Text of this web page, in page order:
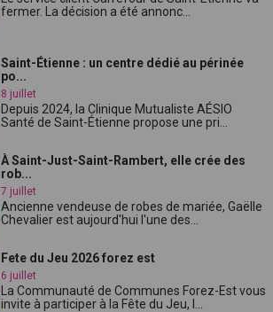
fermer. La décision a été annonc...
Saint-Étienne : un centre dédié au périnée
po...
8 juillet
Depuis 2024, la Clinique Mutualiste AÉSIO
Santé de Saint-Étienne propose une pri...
À Saint-Just-Saint-Rambert, elle crée des
rob...
7 juillet
Ancienne vendeuse de robes de mariée, Gaëlle
Chevalier est aujourd'hui l'une des...
Fete du Jeu 2026 forez est
6 juillet
La Communauté de Communes Forez-Est vous
invite à participer à la Fête du Jeu, l...